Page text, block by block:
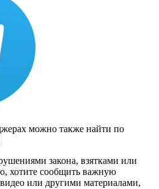
можно также найти по
закона, взятками или
хотите сообщить важную
или другими материалами,